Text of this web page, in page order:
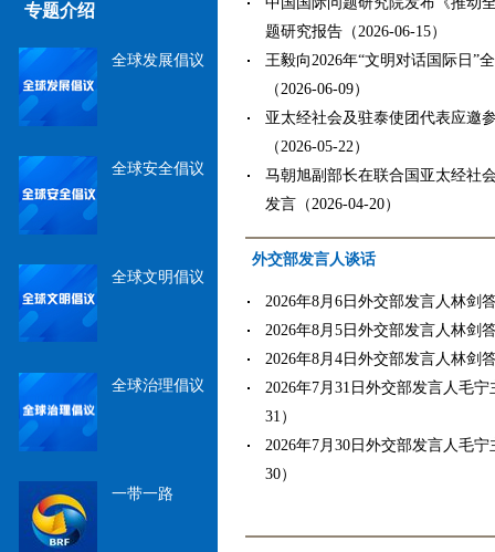
专题介绍
全球发展倡议
全球安全倡议
全球文明倡议
全球治理倡议
一带一路
题研究报告（2026-06-15）
王毅向2026年“文明对话国际日”
（2026-06-09）
亚太经社会及驻泰使团代表应邀
（2026-05-22）
马朝旭副部长在联合国亚太经社
发言（2026-04-20）
外交部发言人谈话
2026年8月6日外交部发言人林剑
2026年8月5日外交部发言人林剑
2026年8月4日外交部发言人林剑
2026年7月31日外交部发言人毛
31）
2026年7月30日外交部发言人毛
30）